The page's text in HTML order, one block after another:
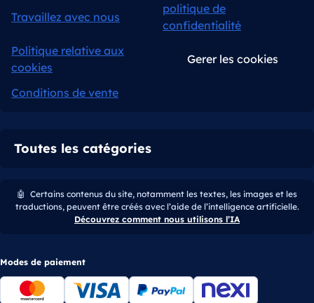
Travaillez avec nous
politique de
confidentialité
Politique relative aux
cookies
Gerer les cookies
Conditions de vente
Toutes les catégories
🤖 Certains contenus du site, notamment les textes, les images et les
traductions, peuvent être créés avec l’aide de l’intelligence artificielle.
Découvrez comment nous utilisons l’IA
Modes de paiement